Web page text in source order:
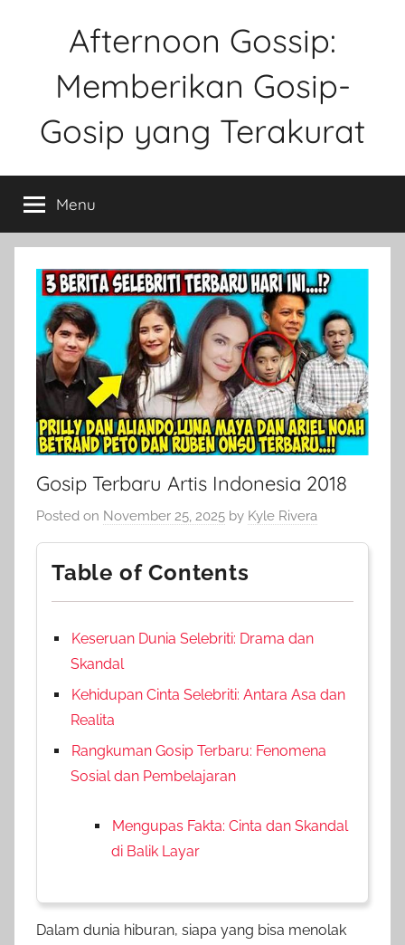
Afternoon Gossip:
Memberikan Gosip-
Gosip yang Terakurat
Tentang
Ke
Gosipan
Berbagai
Kalangan
Menu
Gosip Terbaru Artis Indonesia 2018
Posted on November 25, 2025 by Kyle Rivera
Table of Contents
Keseruan Dunia Selebriti: Drama dan
Skandal
Kehidupan Cinta Selebriti: Antara Asa dan
Realita
Rangkuman Gosip Terbaru: Fenomena
Sosial dan Pembelajaran
Mengupas Fakta: Cinta dan Skandal
di Balik Layar
Dalam dunia hiburan, siapa yang bisa menolak